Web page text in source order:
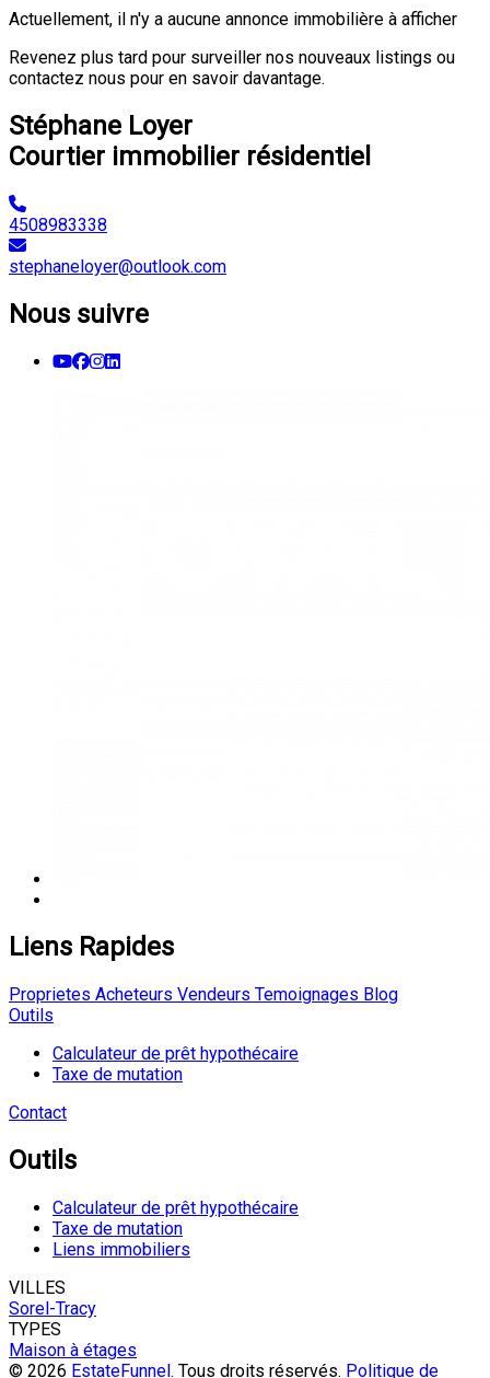
Actuellement, il n'y a aucune annonce immobilière à afficher
Revenez plus tard pour surveiller nos nouveaux listings ou
contactez nous pour en savoir davantage.
Stéphane Loyer
Courtier immobilier résidentiel
4508983338
stephaneloyer@outlook.com
Nous suivre
Liens Rapides
Proprietes Acheteurs Vendeurs Temoignages Blog
Outils
Calculateur de prêt hypothécaire
Taxe de mutation
Contact
Outils
Calculateur de prêt hypothécaire
Taxe de mutation
Liens immobiliers
VILLES
Sorel-Tracy
TYPES
Maison à étages
© 2026 EstateFunnel. Tous droits réservés. Politique de